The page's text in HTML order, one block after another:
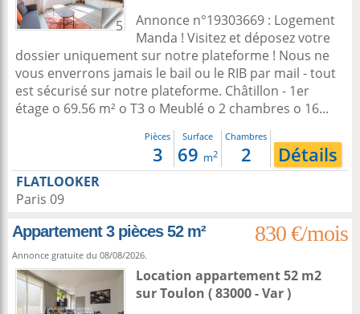
5
Annonce n°19303669 : Logement
Manda ! Visitez et déposez votre
dossier uniquement sur notre plateforme ! Nous ne
vous enverrons jamais le bail ou le RIB par mail - tout
est sécurisé sur notre plateforme. Châtillon - 1er
étage o 69.56 m² o T3 o Meublé o 2 chambres o 16...
Pièces
3
Surface
69 m2
Chambres
2 Détails
FLATLOOKER
Paris 09
Appartement 3 pièces 52 m²
830 €/mois
Annonce gratuite du 08/08/2026.
Location appartement 52 m2
surToulon ( 83000 - Var )